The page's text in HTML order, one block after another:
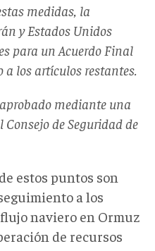
medidas, la
y Estados Unidos
para un Acuerdo Final
los artículos restantes.
mediante una
de Seguridad de
estos puntos son
a los
naviero en Ormuz
de recursos